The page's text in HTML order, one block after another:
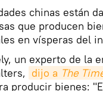
chinas están
que producen
en vísperas del
un experto de la
dijo a The
producir bienes: